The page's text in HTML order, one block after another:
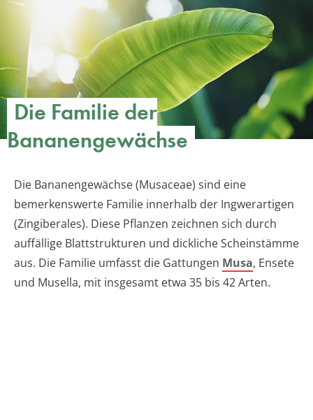
Die Familie der
Bananengewächse
Die Bananengewächse (Musaceae) sind eine
bemerkenswerte Familie innerhalb der Ingwerartigen
(Zingiberales). Diese Pflanzen zeichnen sich durch
auffällige Blattstrukturen und dickliche Scheinstämme
aus. Die Familie umfasst die Gattungen Musa, Ensete
und Musella, mit insgesamt etwa 35 bis 42 Arten.